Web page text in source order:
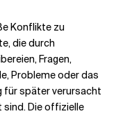
Konflikte zu
die durch
Fragen,
Probleme oder das
für später verursacht
sind. Die offizielle